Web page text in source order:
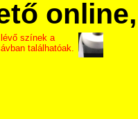
színek a
találhatóak.